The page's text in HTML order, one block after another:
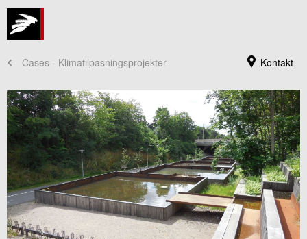
Kontakt
Cases - Klimatilpasningsprojekter